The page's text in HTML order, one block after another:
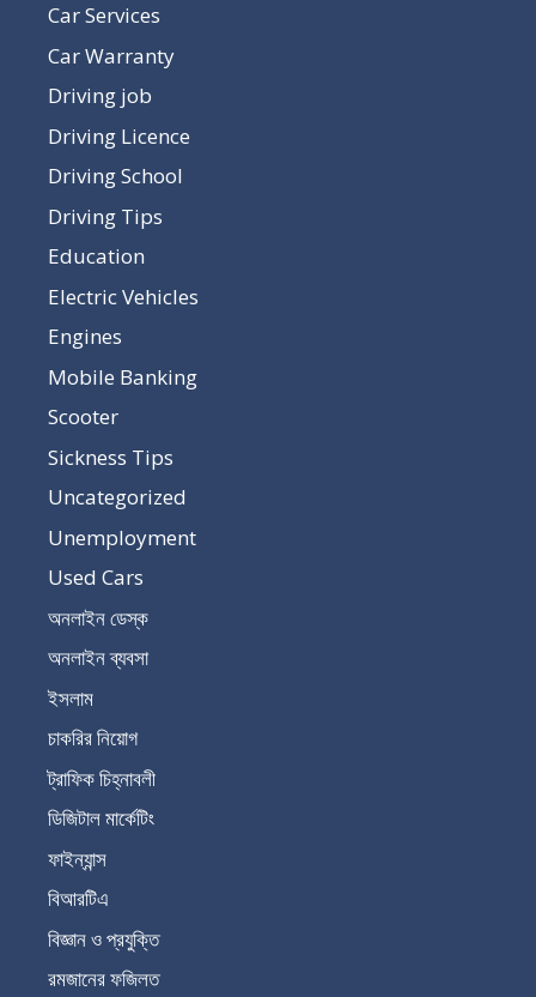
Car Services
Car Warranty
Driving job
Driving Licence
Driving School
Driving Tips
Education
Electric Vehicles
Engines
Mobile Banking
Scooter
Sickness Tips
Uncategorized
Unemployment
Used Cars
অনলাইন ডেস্ক
অনলাইন ব্যবসা
ইসলাম
চাকরির নিয়োগ
ট্রাফিক চিহ্নাবলী
ডিজিটাল মার্কেটিং
ফাইন্যান্স
বিআরটিএ
বিজ্ঞান ও প্রযুক্তি
রমজানের ফজিলত